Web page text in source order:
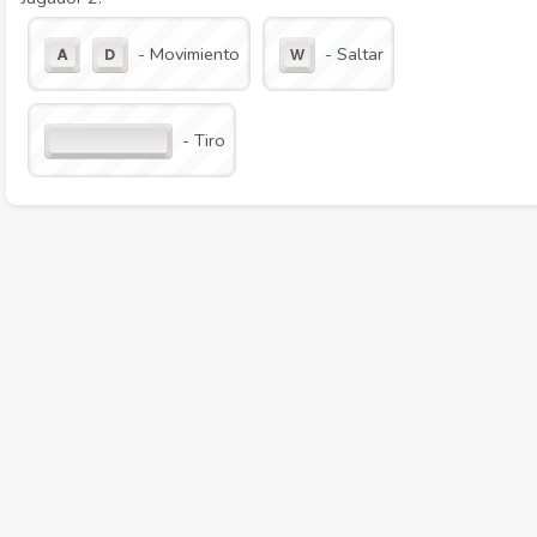
- Movimiento - Saltar
- Tiro